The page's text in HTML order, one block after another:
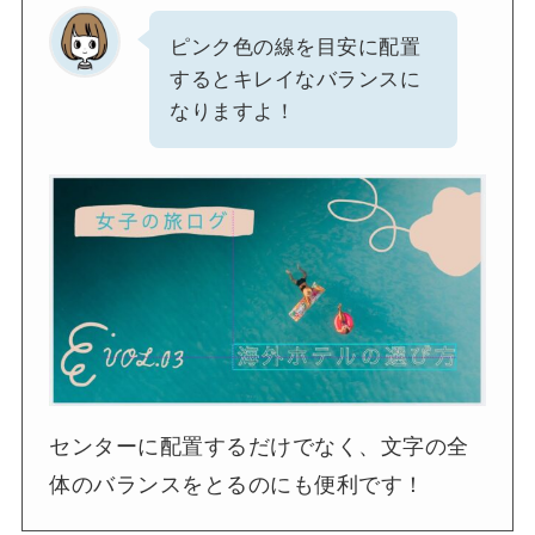
ピンク色の線を目安に配置
するとキレイなバランスに
なりますよ！
センターに配置するだけでなく、文字の全
体のバランスをとるのにも便利です！